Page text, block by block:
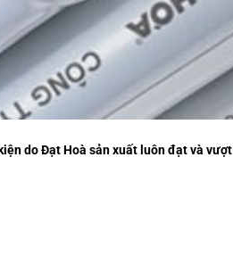
do Đạt Hoà sản xuất luôn đạt và